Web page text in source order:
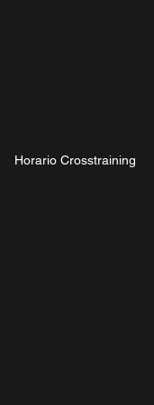
Horario Crosstraining